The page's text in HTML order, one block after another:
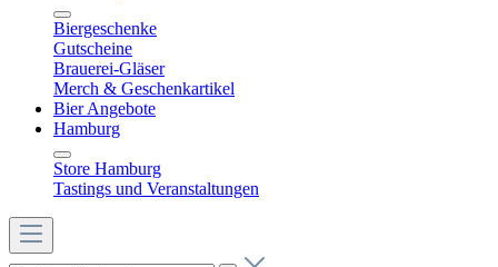
Biergeschenke
Gutscheine
Brauerei-Gläser
Merch & Geschenkartikel
Bier Angebote
Hamburg
Store Hamburg
Tastings und Veranstaltungen